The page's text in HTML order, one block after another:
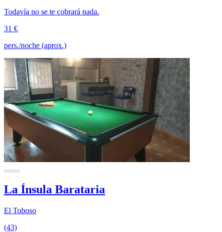
Todavía no se te cobrará nada.
31 €
pers./noche (aprox.)
La Ínsula Barataria
El Toboso
(43)